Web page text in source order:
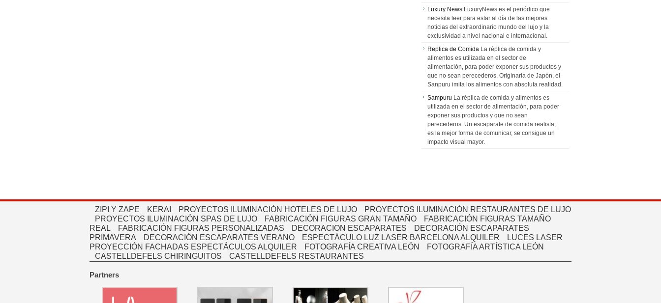
Luxury News LuxuryNews es el periódico que
necesita leer para estar al día de las mejores
noticias del extraordinario mundo del lujo y la
exclusividad a nivel nacional e internacional.
Replica de Comida La réplica de comida y
alimentos es utilizada en el sector de
alimentación, para poder exponer sus productos y
que no sean perecederos. Originaria de Japón, el
Sanpuru imita los alimentos con absoluta realidad.
Sampuru La réplica de comida y alimentos es
utilizada en el sector de alimentación, para poder
exponer sus productos y que no sean
perecederos. Un escaparate de comida realista,
es la mejor forma de comunicar, se consigue un
impacto visual mayor.
ZIPI Y ZAPE KERAI PROYECTOS ILUMINACIÓN HOTELES DE LUJO
PROYECTOS ILUMINACIÓN RESTAURANTES DE LUJO
PROYECTOS ILUMINACIÓN SPAS DE LUJO
FABRICACIÓN FIGURAS GRAN TAMAÑO
FABRICACIÓN FIGURAS TAMAÑO
REAL
FABRICACIÓN FIGURAS PERSONALIZADAS DECORACION ESCAPARATES
DECORACIÓN ESCAPARATES
PRIMAVERA
DECORACIÓN ESCAPARATES VERANO ESPECTÁCULO LUZ LASER BARCELONA ALQUILER
LUCES LASER
PROYECCIÓN FACHADAS ESPECTÁCULOS ALQUILER
FOTOGRAFÍA CREATIVA LEÓN
FOTOGRAFÍA ARTÍSTICA LEÓN
CASTELLDEFELS CHIRINGUITOS
CASTELLDEFELS RESTAURANTES
Partners